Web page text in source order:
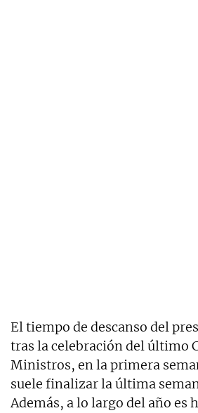
El tiempo de descanso del
tras la celebración del último
Ministros, en la primera
suele finalizar la última
Además, a lo largo del año es